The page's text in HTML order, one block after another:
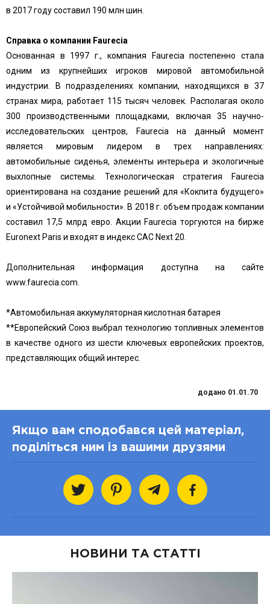
в 2017 году составил 190 млн шин.
Справка о компании Faurecia
Основанная в 1997 г., компания Faurecia постепенно стала
одним из крупнейших игроков мировой автомобильной
индустрии. В подразделениях компании, находящихся в 37
странах мира, работает 115 тысяч человек. Располагая около
300 производственными площадками, включая 35 научно-
исследовательских центров, Faurecia на данный момент
является мировым лидером в трех направлениях:
автомобильные сиденья, элементы интерьера и экологичные
выхлопные системы. Технологическая стратегия Faurecia
ориентирована на создание решений для «Кокпита будущего»
и «Устойчивой мобильности». В 2018 г. объем продаж компании
составил 17,5 млрд евро. Акции Faurecia торгуются на бирже
Euronext Paris и входят в индекс CAC Next 20.
Дополнительная информация доступна на сайте
www.faurecia.com.
*Автомобильная аккумуляторная кислотная батарея
**Европейский Союз выбрал технологию топливных элементов
в качестве одного из шести ключевых европейских проектов,
представляющих общий интерес
додано 01.01.70
Якщо вам сподобався цей матеріал,
поділіться ним із вашими друзями
НОВИНИ ТА СТАТТІ